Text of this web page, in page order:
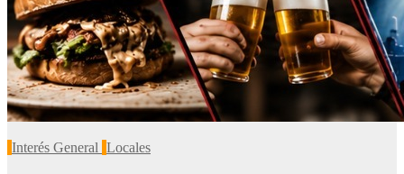
Interés General Locales